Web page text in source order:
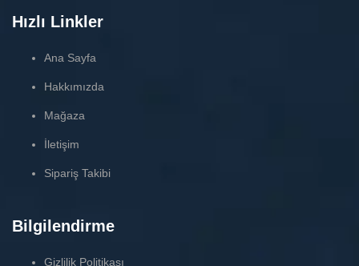
Hızlı Linkler
Ana Sayfa
Hakkımızda
Mağaza
İletişim
Sipariş Takibi
Bilgilendirme
Gizlilik Politikası